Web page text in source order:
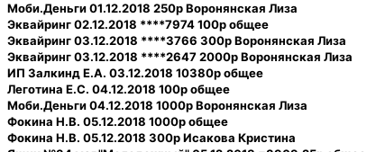
Моби.Деньги 01.12.2018 250р Воронянская Лиза
Эквайринг 02.12.2018 ****7974 100р общее
Эквайринг 03.12.2018 ****3766 300р Воронянская Лиза
Эквайринг 03.12.2018 ****2647 2000р Воронянская Лиза
ИП Залкинд Е.А. 03.12.2018 10380р общее
Леготина Е.С. 04.12.2018 100р общее
Моби.Деньги 04.12.2018 1000р Воронянская Лиза
Фокина Н.В. 05.12.2018 1000р общее
Фокина Н.В. 05.12.2018 300р Исакова Кристина